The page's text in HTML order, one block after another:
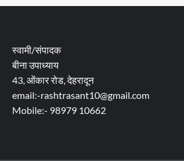
स्वामी/संपादक
बीना उपाध्याय
43, ओंकार रोड, देहरादून
email:-rashtrasant10@gmail.com
Mobile:- 98979 10662